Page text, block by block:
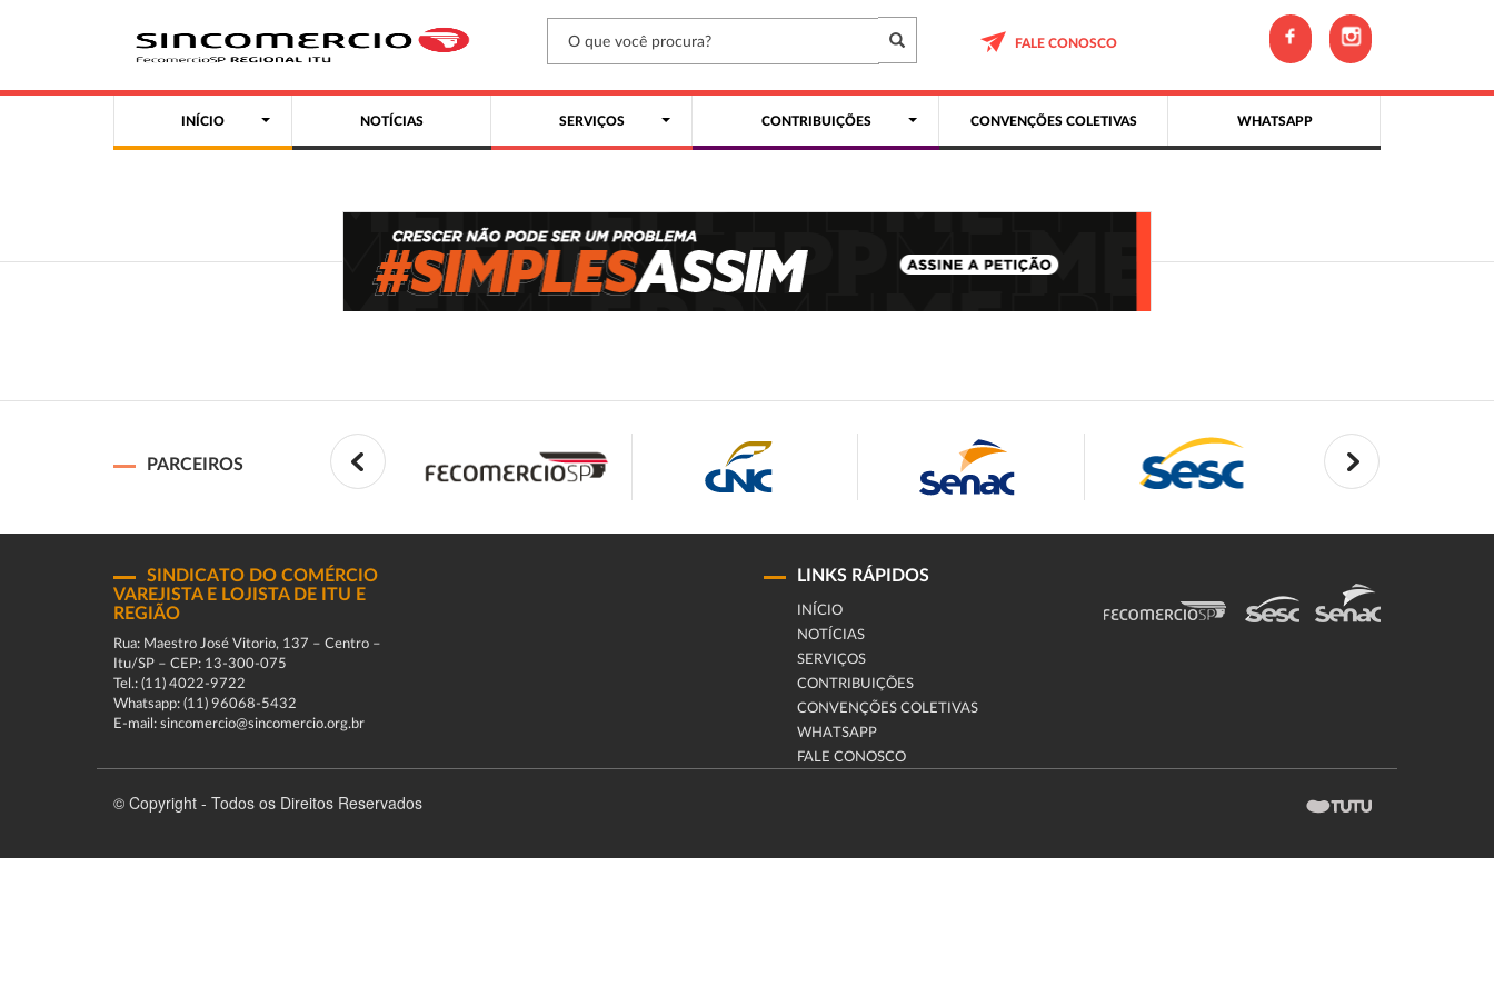
FALE CONOSCO
INÍCIO NOTÍCIAS SERVIÇOS CONTRIBUIÇÕES CONVENÇÕES COLETIVAS WHATSAPP
PARCEIROS
SINDICATO DO COMÉRCIO
VAREJISTA E LOJISTA DE ITU E
REGIÃO
Rua: Maestro José Vitorio, 137 – Centro –
Itu/SP – CEP: 13-300-075
Tel.: (11) 4022-9722
Whatsapp: (11) 96068-5432
E-mail: sincomercio@sincomercio.org.br
LINKS RÁPIDOS
INÍCIO
NOTÍCIAS
SERVIÇOS
CONTRIBUIÇÕES
CONVENÇÕES COLETIVAS
WHATSAPP
FALE CONOSCO
© Copyright - Todos os Direitos Reservados